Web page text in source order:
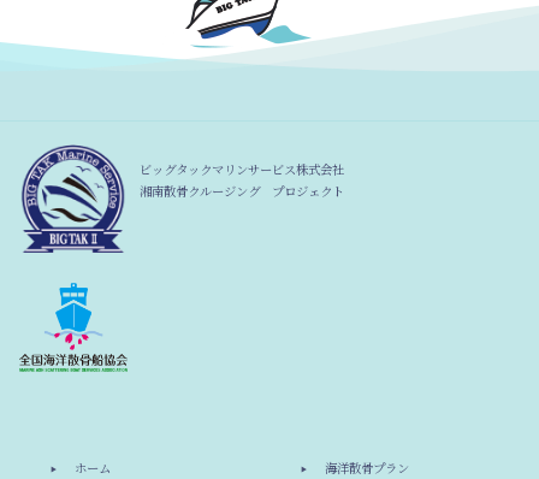
ビッグタックマリンサービス株式会社
湘南散骨クルージング プロジェクト
ホーム 海洋散骨プラン